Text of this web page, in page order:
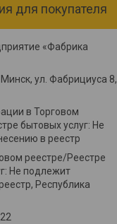
для покупателя
«Фабрика
ул. Фабрициуса 8,
в Торговом
бытовых услуг: Не
в реестр
реестре/Реестре
Не подлежит
Республика